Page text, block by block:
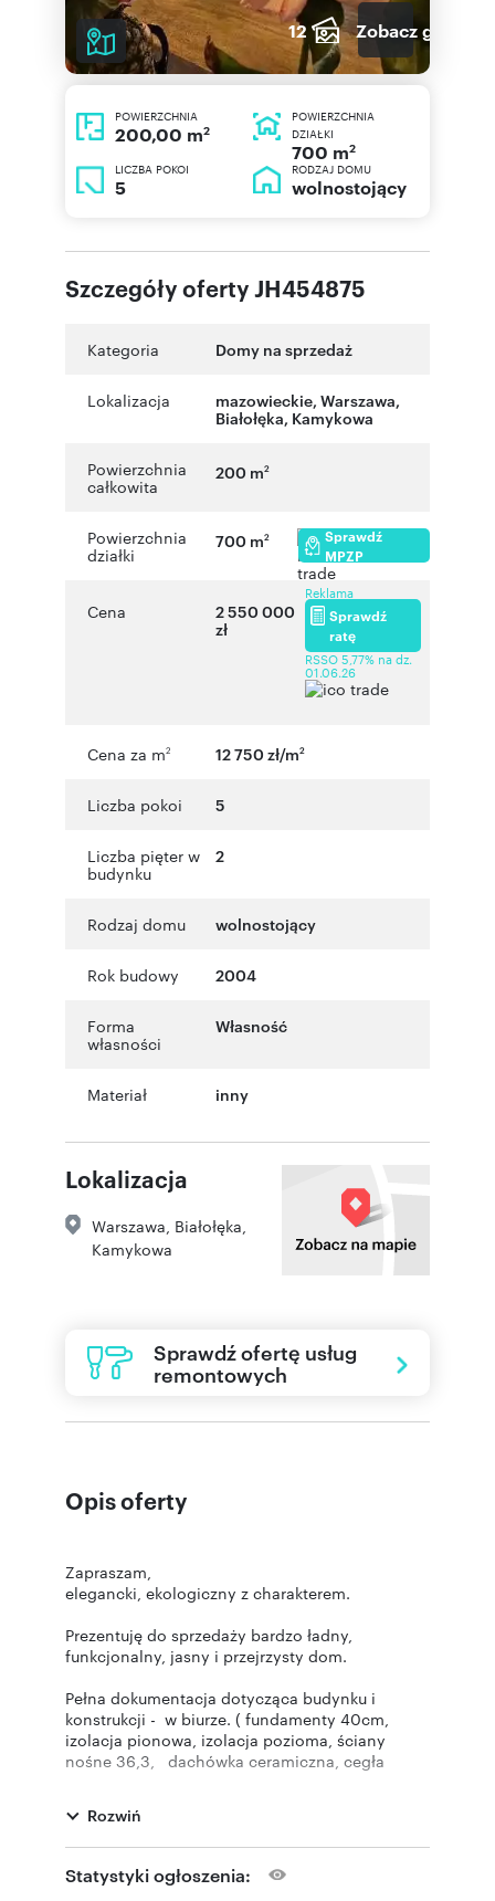
12 Zobacz galerię
POWIERZCHNIA
200,00 m2
POWIERZCHNIA
DZIAŁKI
700 m2
LICZBA POKOI
5
RODZAJ DOMU
wolnostojący
Szczegóły oferty JH454875
Kategoria Domy na sprzedaż
Lokalizacja mazowieckie, Warszawa,
Białołęka, Kamykowa
Powierzchnia
całkowita
200 m2
Powierzchnia
działki
700 m2
Sprawdź
MPZP
Cena
2 550 000
zł
Reklama
Sprawdź
ratę
RSSO 5,77% na dz.
01.06.26
Cena za m2 12 750 zł/m2
Liczba pokoi 5
Liczba pięter w
budynku
2
Rodzaj domu wolnostojący
Rok budowy 2004
Forma
własności
Własność
Materiał inny
Lokalizacja
Warszawa Białołęka
Kamykowa
Sprawdź ofertę usług
remontowych
Opis oferty
Zapraszam,
elegancki, ekologiczny z charakterem.
Prezentuję do sprzedaży bardzo ładny,
funkcjonalny, jasny i przejrzysty dom.
Pełna dokumentacja dotycząca budynku i
konstrukcji - w biurze. ( fundamenty 40cm,
izolacja pionowa, izolacja pozioma, ściany
nośne 36,3, dachówka ceramiczna, cegła
Rozkład pomieszczeń:
parter - salon z kominkiem połączony z kuchnią
( spiżarnia ) - 42,20m2, wc- 2,1m2, dwa pokoje
Rozwiń
Statystyki ogłoszenia: